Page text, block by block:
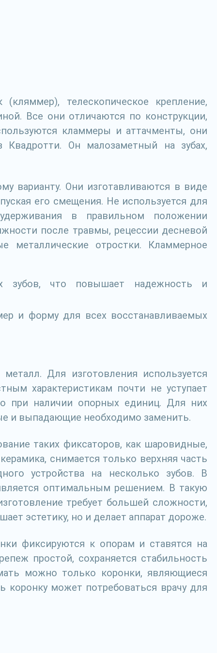
телескопическое крепление,
Все они отличаются по конструкции,
кламмеры и аттачменты, они
Квадротти. Он малозаметный на зубах,
варианту. Они изготавливаются в виде
его смещения. Не используется для
в правильном положении
после травмы, рецессии десневой
металлические отростки. Кламмерное
зубов, что повышает надежность и
и форму для всех восстанавливаемых
Для изготовления используется
характеристикам почти не уступает
при наличии опорных единиц. Для них
и выпадающие необходимо заменить.
таких фиксаторов, как шаровидные,
снимается только верхняя часть
устройства на несколько зубов. В
оптимальным решением. В такую
требует большей сложности,
эстетику, но и делает аппарат дороже.
фиксируются к опорам и ставятся на
простой, сохраняется стабильность
можно только коронки, являющиеся
может потребоваться врачу для